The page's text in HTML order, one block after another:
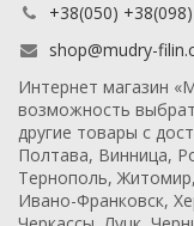
+38(050) +38(098)
shop@mudry-
Интернет магазин
возможность
другие товары с
Полтава, Винница,
Тернополь,
Ивано-Франковск,